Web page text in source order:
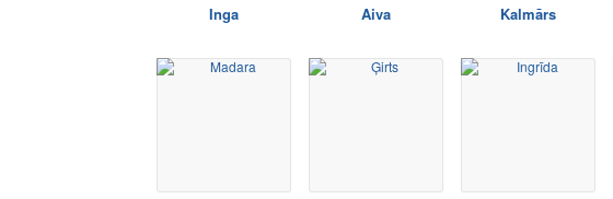
Inga Aiva Kalmārs